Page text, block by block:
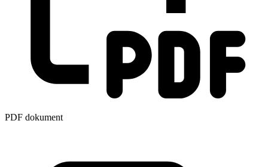
PDF dokument